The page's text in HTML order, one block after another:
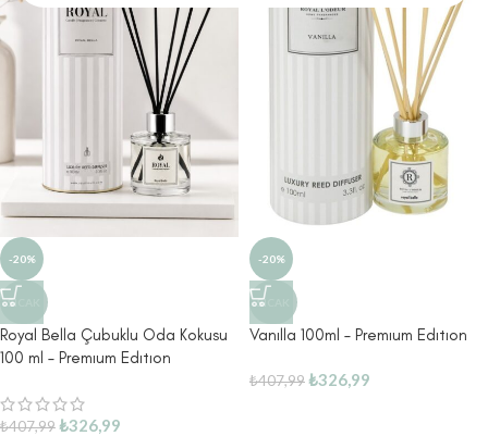
-20%
SICAK
Royal Bella Çubuklu Oda Kokusu
100 ml – Premıum Edıtıon
₺407,99₺326,99
-20%
SICAK
Vanılla 100ml – Premıum Edıtıon
₺407,99₺326,99